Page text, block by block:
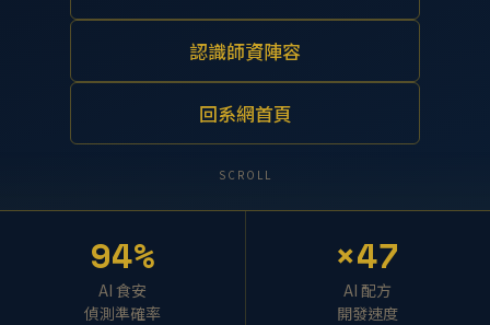
認識師資陣容
回系網首頁
SCROLL
94%
AI 食安
偵測準確率
×47
AI 配方
開發速度